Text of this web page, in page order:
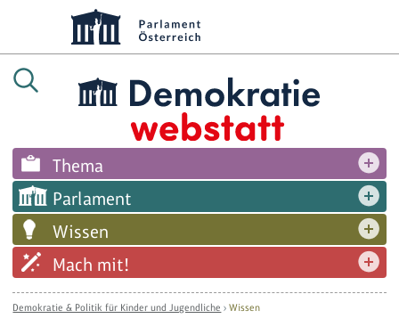
Thema
Parlament
Wissen
Mach mit!
Demokratie & Politik für Kinder und Jugendliche ›Wissen